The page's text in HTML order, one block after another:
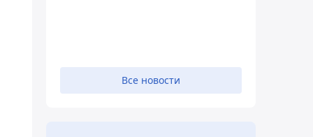
Все новости